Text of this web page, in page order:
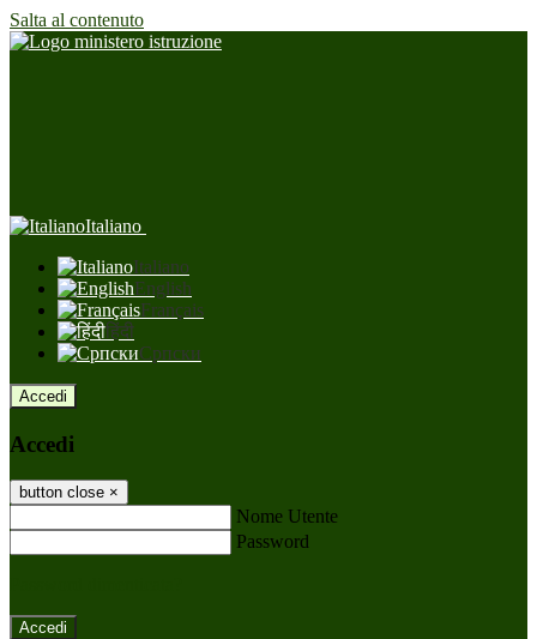
Salta al contenuto
Italiano
Italiano
English
Français
हिंदी
Српски
Accedi
Accedi
button close ×
Nome Utente
Password